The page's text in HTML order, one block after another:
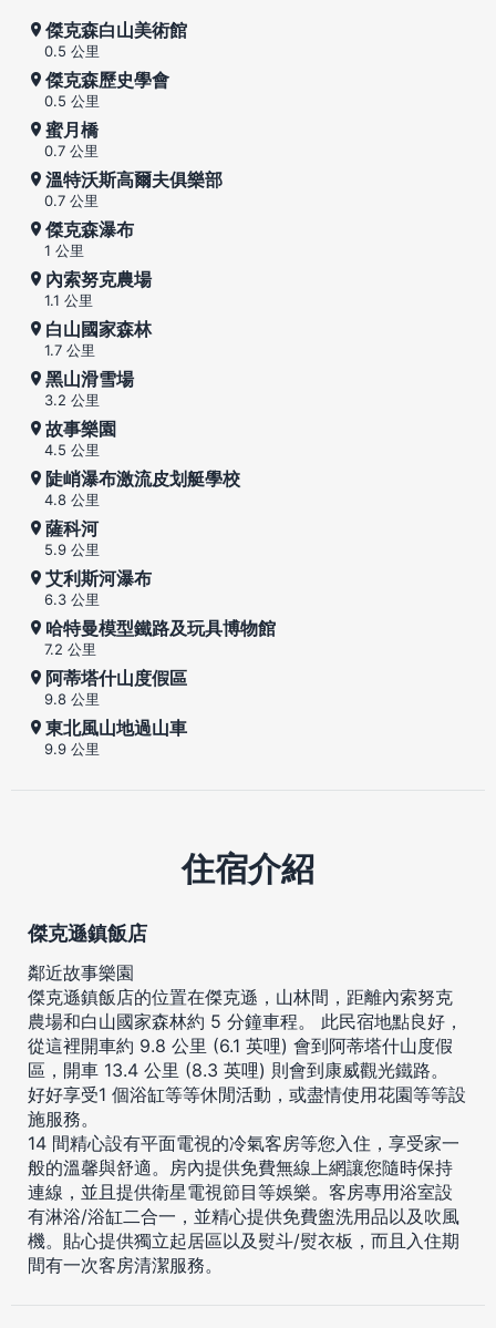
傑克森白山美術館
0.5 公里
傑克森歷史學會
0.5 公里
蜜月橋
0.7 公里
溫特沃斯高爾夫俱樂部
0.7 公里
傑克森瀑布
1 公里
內索努克農場
1.1 公里
白山國家森林
1.7 公里
黑山滑雪場
3.2 公里
故事樂園
4.5 公里
陡峭瀑布激流皮划艇學校
4.8 公里
薩科河
5.9 公里
艾利斯河瀑布
6.3 公里
哈特曼模型鐵路及玩具博物館
7.2 公里
阿蒂塔什山度假區
9.8 公里
東北風山地過山車
9.9 公里
住宿介紹
傑克遜鎮飯店
鄰近故事樂園
傑克遜鎮飯店的位置在傑克遜，山林間，距離內索努克
農場和白山國家森林約 5 分鐘車程。 此民宿地點良好，
從這裡開車約 9.8 公里 (6.1 英哩) 會到阿蒂塔什山度假
區，開車 13.4 公里 (8.3 英哩) 則會到康威觀光鐵路。
好好享受1 個浴缸等等休閒活動，或盡情使用花園等等設
施服務。
14 間精心設有平面電視的冷氣客房等您入住，享受家一
般的溫馨與舒適。房內提供免費無線上網讓您隨時保持
連線，並且提供衛星電視節目等娛樂。客房專用浴室設
有淋浴/浴缸二合一，並精心提供免費盥洗用品以及吹風
機。貼心提供獨立起居區以及熨斗/熨衣板，而且入住期
間有一次客房清潔服務。